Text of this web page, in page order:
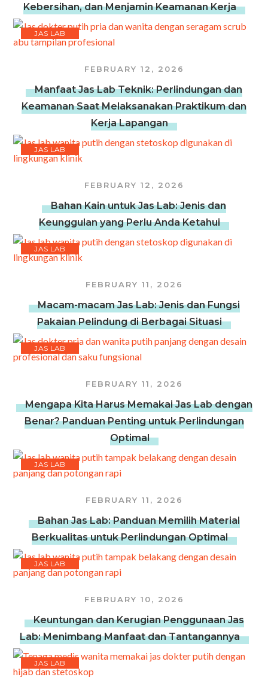
Kebersihan, dan Menjamin Keamanan Kerja
JAS LAB
FEBRUARY 12, 2026
Manfaat Jas Lab Teknik: Perlindungan dan
Keamanan Saat Melaksanakan Praktikum dan
Kerja Lapangan
JAS LAB
FEBRUARY 12, 2026
Bahan Kain untuk Jas Lab: Jenis dan
Keunggulan yang Perlu Anda Ketahui
JAS LAB
FEBRUARY 11, 2026
Macam-macam Jas Lab: Jenis dan Fungsi
Pakaian Pelindung di Berbagai Situasi
JAS LAB
FEBRUARY 11, 2026
Mengapa Kita Harus Memakai Jas Lab dengan
Benar? Panduan Penting untuk Perlindungan
Optimal
JAS LAB
FEBRUARY 11, 2026
Bahan Jas Lab: Panduan Memilih Material
Berkualitas untuk Perlindungan Optimal
JAS LAB
FEBRUARY 10, 2026
Keuntungan dan Kerugian Penggunaan Jas
Lab: Menimbang Manfaat dan Tantangannya
JAS LAB